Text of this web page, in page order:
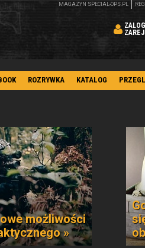
MAGAZYN SPECIAL-OPS.PL
ROZRYWKA KATALOG
możliwości
»